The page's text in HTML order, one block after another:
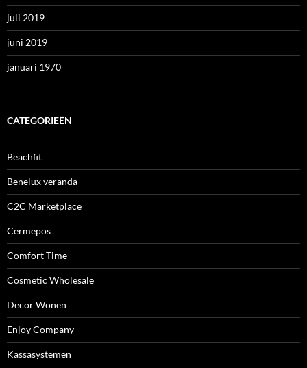
juli 2019
juni 2019
januari 1970
CATEGORIEËN
Beachfit
Benelux veranda
C2C Marketplace
Cermepos
Comfort Time
Cosmetic Wholesale
Decor Wonen
Enjoy Company
Kassasystemen